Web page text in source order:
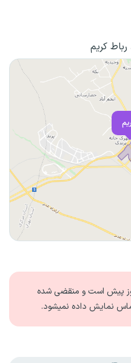
کریم
پیش است و منقضی شده
نمایش داده نمیشود.